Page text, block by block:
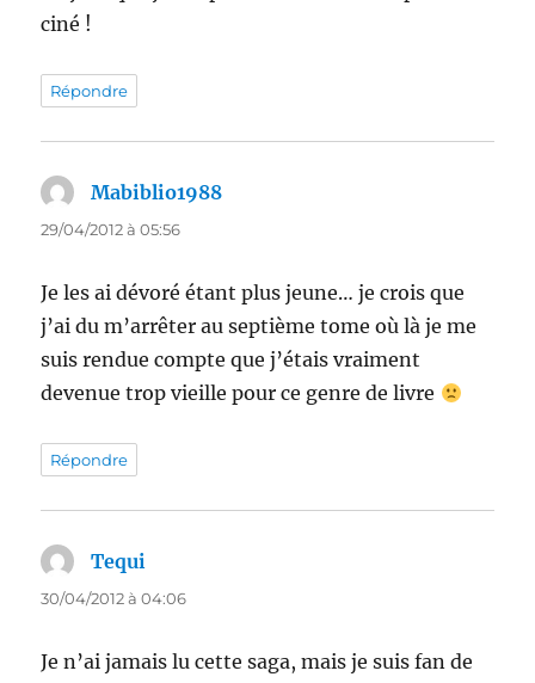
ciné !
Répondre
Mabiblio1988
29/04/2012 à 05:56
Je les ai dévoré étant plus jeune… je crois que
j’ai du m’arrêter au septième tome où là je me
suis rendue compte que j’étais vraiment
devenue trop vieille pour ce genre de livre
Répondre
Tequi
30/04/2012 à 04:06
Je n’ai jamais lu cette saga, mais je suis fan de